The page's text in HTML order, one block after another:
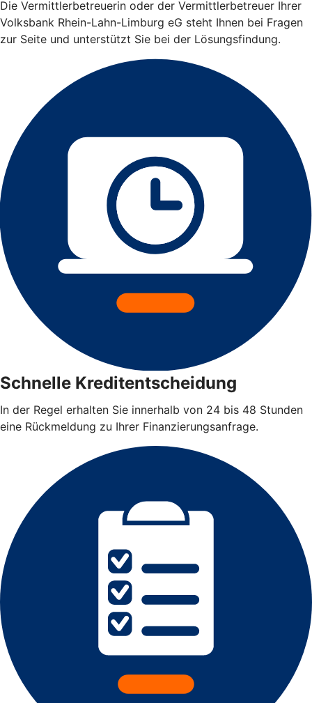
Die Vermittlerbetreuerin oder der Vermittlerbetreuer Ihrer
Volksbank Rhein-Lahn-Limburg eG steht Ihnen bei Fragen
zur Seite und unterstützt Sie bei der Lösungsfindung.
Schnelle Kreditentscheidung
In der Regel erhalten Sie innerhalb von 24 bis 48 Stunden
eine Rückmeldung zu Ihrer Finanzierungsanfrage.